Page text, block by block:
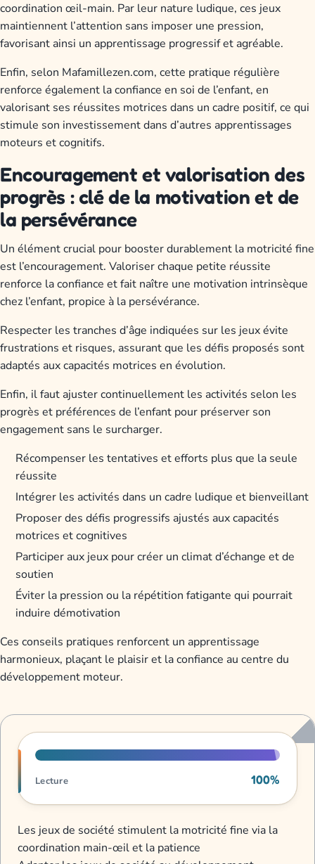
coordination œil-main. Par leur nature ludique, ces jeux
maintiennent l’attention sans imposer une pression,
favorisant ainsi un apprentissage progressif et agréable.
Enfin, selon Mafamillezen.com, cette pratique régulière
renforce également la confiance en soi de l’enfant, en
valorisant ses réussites motrices dans un cadre positif, ce qui
stimule son investissement dans d’autres apprentissages
moteurs et cognitifs.
Encouragement et valorisation des
progrès : clé de la motivation et de
la persévérance
Un élément crucial pour booster durablement la motricité fine
est l’encouragement. Valoriser chaque petite réussite
renforce la confiance et fait naître une motivation intrinsèque
chez l’enfant, propice à la persévérance.
Respecter les tranches d’âge indiquées sur les jeux évite
frustrations et risques, assurant que les défis proposés sont
adaptés aux capacités motrices en évolution.
Enfin, il faut ajuster continuellement les activités selon les
progrès et préférences de l’enfant pour préserver son
engagement sans le surcharger.
Récompenser les tentatives et efforts plus que la seule
réussite
Intégrer les activités dans un cadre ludique et bienveillant
Proposer des défis progressifs ajustés aux capacités
motrices et cognitives
Participer aux jeux pour créer un climat d’échange et de
soutien
Éviter la pression ou la répétition fatigante qui pourrait
induire démotivation
Ces conseils pratiques renforcent un apprentissage
harmonieux, plaçant le plaisir et la confiance au centre du
développement moteur.
Progression de lecture
Lecture 100%
Les jeux de société stimulent la motricité fine via la
coordination main-œil et la patience